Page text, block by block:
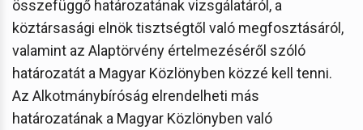
összefüggő határozatának vizsgálatáról, a
köztársasági elnök tisztségtől való megfosztásáról,
valamint az Alaptörvény értelmezéséről szóló
határozatát a Magyar Közlönyben közzé kell tenni.
Az Alkotmánybíróság elrendelheti más
határozatának a Magyar Közlönyben való